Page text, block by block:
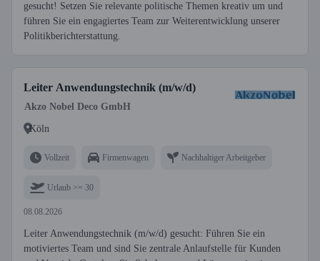
gesucht! Setzen Sie relevante politische Themen kreativ um und
führen Sie ein engagiertes Team zur Weiterentwicklung unserer
Politikberichterstattung.
Leiter Anwendungstechnik (m/w/d)
Akzo Nobel Deco GmbH
Köln
Vollzeit Firmenwagen Nachhaltiger Arbeitgeber
Urlaub >= 30
08.08.2026
Leiter Anwendungstechnik (m/w/d) gesucht: Führen Sie ein
motiviertes Team und sind Sie zentrale Anlaufstelle für Kunden